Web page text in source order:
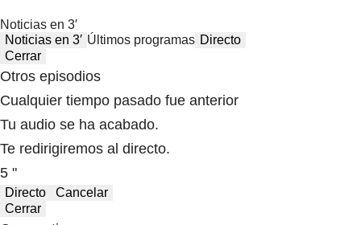
Noticias en 3′
Noticias en 3′ Últimos programas Directo
Cerrar
Otros episodios
Cualquier tiempo pasado fue anterior
Tu audio se ha acabado.
Te redirigiremos al directo.
5 "
Directo
Cancelar
Cerrar